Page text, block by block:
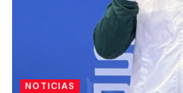
NOTICIAS